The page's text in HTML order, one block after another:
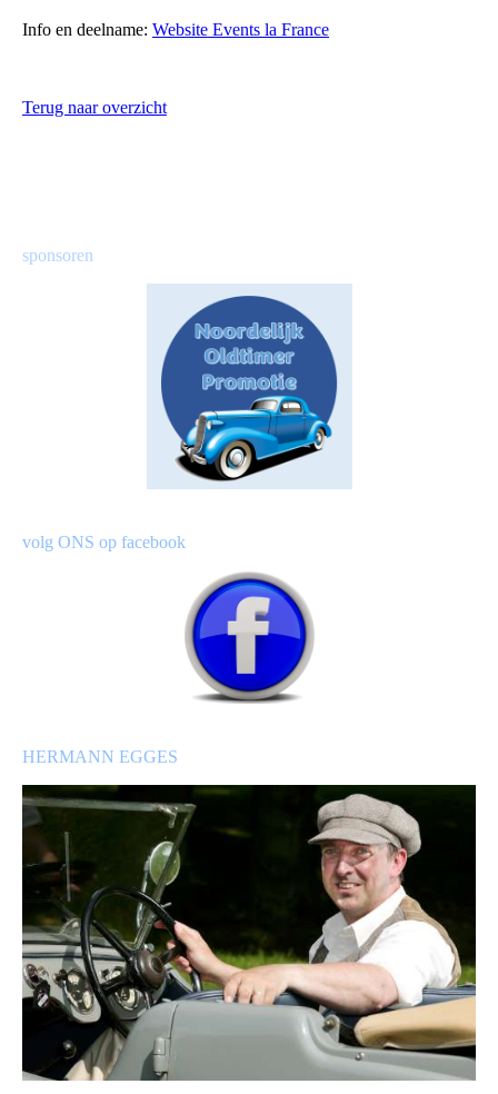
Info en deelname: Website Events la France
Terug naar overzicht
sponsoren
volg ONS op facebook
HERMANN EGGES